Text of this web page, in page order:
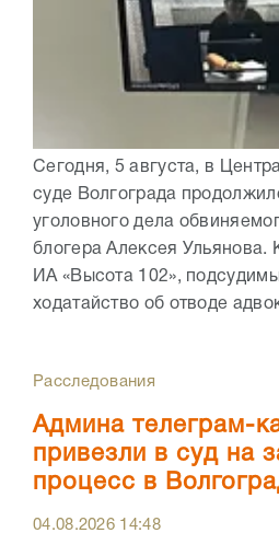
Сегодня, 5 августа, в
суде Волгограда
уголовного дела
блогера Алексея Ульянова.
ИА «Высота 102»,
ходатайство об отводе
Расследования
Админа телеграм-
привезли в суд на
процесс в
04.08.2026 14:48